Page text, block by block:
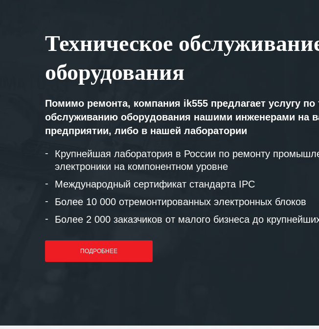
Техническое
оборудования
Помимо ремонта, компания ik555 предлагает услугу по
обслуживанию оборудования нашими инженерами на
предприятии, либо в нашей лаборатории
Крупнейшая лаборатория в России по ремонту
электроники на компонентном уровне
Международный сертификат стандарта IPC
Более 10 000 отремонтированных электронных блоков
Более 2 000 заказчиков от малого бизнеса до
ПОДРОБНЕЕ